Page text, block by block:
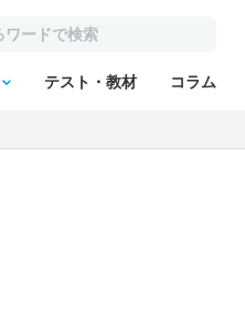
テスト・教材 コラム